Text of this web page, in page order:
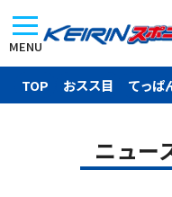
MENU
TOP おスス目 てっぱ
ニュー